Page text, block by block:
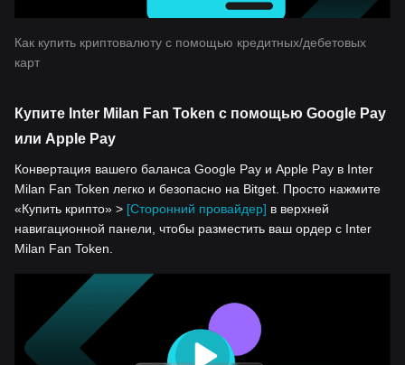
Как купить криптовалюту с помощью кредитных/дебетовых
карт
Купите Inter Milan Fan Token с помощью Google Pay
или Apple Pay
Конвертация вашего баланса Google Pay и Apple Pay в Inter
Milan Fan Token легко и безопасно на Bitget. Просто нажмите
«Купить крипто» > [Сторонний провайдер] в верхней
навигационной панели, чтобы разместить ваш ордер с Inter
Milan Fan Token.